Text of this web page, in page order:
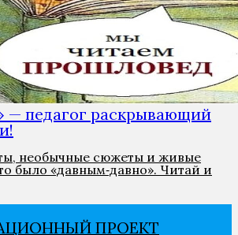
педагог раскрывающий
необычные сюжеты и живые
было «давным‑давно». Читай и
ПРОЕКТ